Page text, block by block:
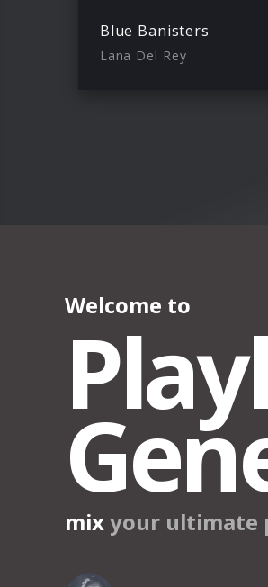
Blue Banisters
Lana Del Rey